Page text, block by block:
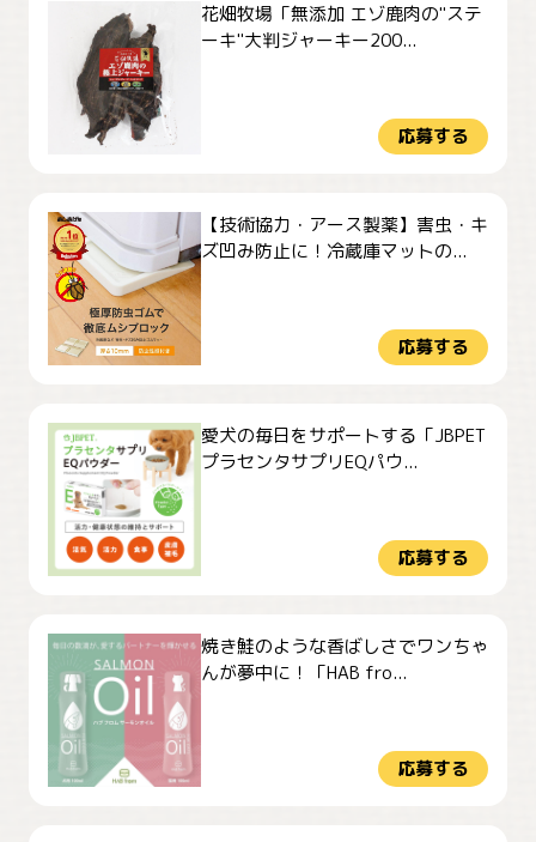
花畑牧場「無添加 エゾ鹿肉の"ステ
ーキ"大判ジャーキー200...
応募する
【技術協力・アース製薬】害虫・キ
ズ凹み防止に！冷蔵庫マットの...
応募する
愛犬の毎日をサポートする「JBPET
プラセンタサプリEQパウ...
応募する
焼き鮭のような香ばしさでワンちゃ
んが夢中に！「HAB fro...
応募する